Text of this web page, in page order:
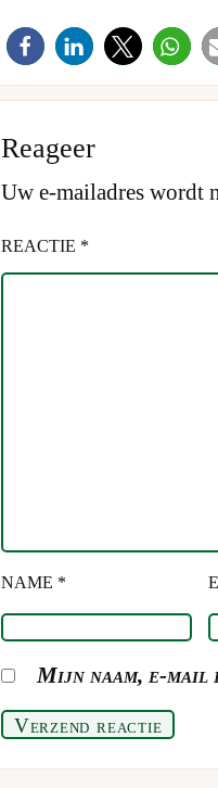
Reageer
Uw e-mailadres wordt
REACTIE *
NAME *
Mijn naam, e-mail
Verzend reactie